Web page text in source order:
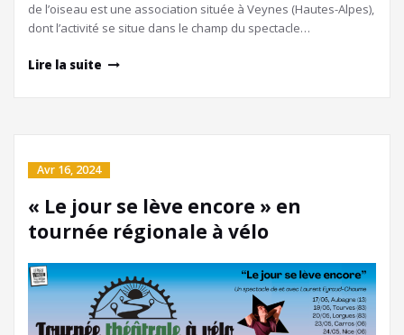
de l’oiseau est une association située à Veynes (Hautes-Alpes),
dont l’activité se situe dans le champ du spectacle…
Lire la suite
Avr 16, 2024
« Le jour se lève encore » en
tournée régionale à vélo